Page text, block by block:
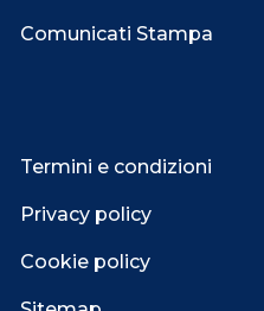
Comunicati Stampa
Termini e condizioni
Privacy policy
Cookie policy